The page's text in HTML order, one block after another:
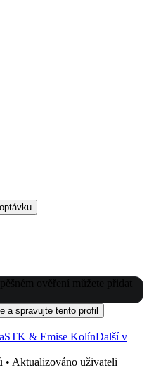
ověření můžete přidat
a spravujte tento profil
STK & Emise KolínDalší v
• Aktualizováno uživateli